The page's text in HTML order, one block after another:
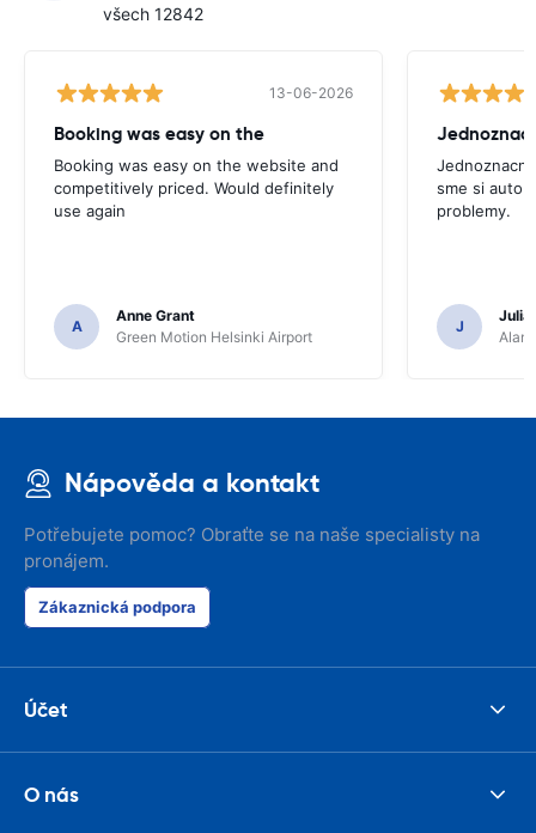
všech 12842
13-06-2026
Booking was easy on the
Booking was easy on the website and
competitively priced. Would definitely
use again
A
Anne Grant
Green Motion Helsinki Airport
sme si auto
problemy.
J
Julia
Nápověda a kontakt
Potřebujete pomoc? Obraťte se na naše specialisty na
pronájem.
Zákaznická podpora
Účet
O nás